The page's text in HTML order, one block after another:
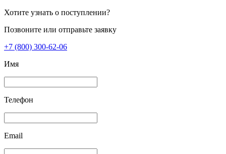
Хотите узнать о поступлении?
Позвоните или отправьте заявку
+7 (800) 300-62-06
Имя
Телефон
Email